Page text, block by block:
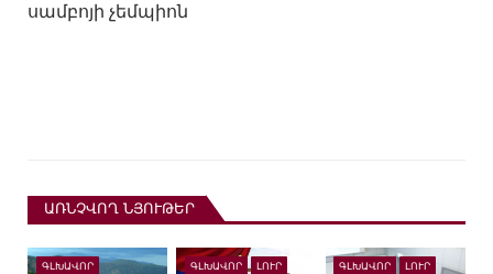
սամբոյի չեմպիոն
ԱՌՆՉՎՈՂ ՆՅՈՒԹԵՐ
ԳԼԽԱՎՈՐ ԳԼԽԱՎՈՐ ԼՈՒՐ ԳԼԽԱՎՈՐ ԼՈՒՐ